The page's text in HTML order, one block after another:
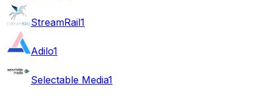
StreamRail1
Adilo1
Selectable Media1